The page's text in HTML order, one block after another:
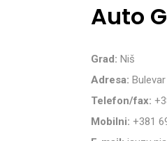
Auto
Grad: Niš
Adresa:
Telefon/fax:
Mobilni: +381